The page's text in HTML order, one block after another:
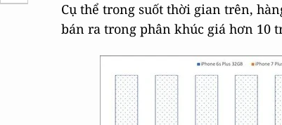
Cụ thể trong suốt thời gian trên,
bán ra trong phân khúc giá hơn 10